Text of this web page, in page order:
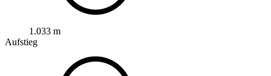
1.033 m
Aufstieg